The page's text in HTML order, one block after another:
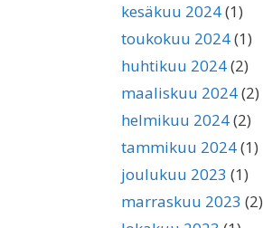
kesäkuu 2024(1)
toukokuu 2024(1)
huhtikuu 2024(2)
maaliskuu 2024(2)
helmikuu 2024(2)
tammikuu 2024(1)
joulukuu 2023 (1)
marraskuu 2023 (2)